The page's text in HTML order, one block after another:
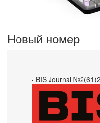
Новый номер
- BIS Journal